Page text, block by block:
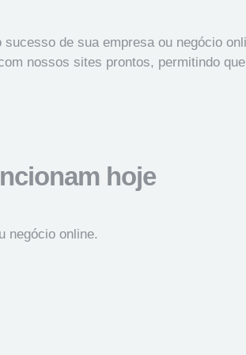
de sua empresa ou negócio
nossos sites prontos, permitindo
hoje
negócio online.